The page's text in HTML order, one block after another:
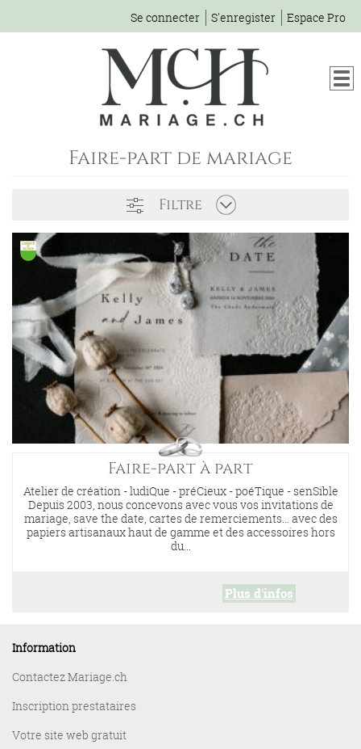
Se connecter S'enregister Espace Pro
Faire-part de mariage
Filtre
Faire-part à part
Atelier de création - ludiQue - préCieux - poéTique - senSible
Depuis 2003, nous concevons avec vous vos invitations de
mariage, save the date, cartes de remerciements… avec des
papiers artisanaux haut de gamme et des accessoires hors
du...
Plus d'infos
Information
Contactez Mariage.ch
Inscription prestataires
Votre site web gratuit